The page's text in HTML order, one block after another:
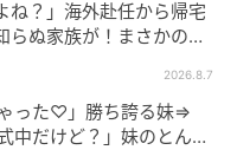
ね？」海外赴任から帰宅
ぬ家族が！まさかの真
2026.8.7
ゃった♡」勝ち誇る妹⇒
中だけど？」妹のとんで